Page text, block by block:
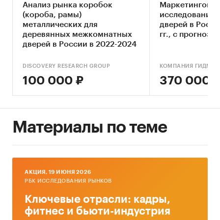
Показатель Значение
Необходимые инвестиции
Срок окупаемости
Выдержки из исследования
денежном выражении на территории
ведения деятельности
Анализ рынка коробок
(короба, рамы)
металлических для
деревянных межкомнатных
дверей в России в 2022-2024
DISCOVERY RESEARCH GROUP
100 000 ₽
Маркетинговое
исследование
дверей в
гг., с
КОМПАНИЯ
370 000
Материалы по теме
AКЦИЯ, 19 ИЮНЯ 2026
РБК ИССЛЕДОВАНИЯ РЫНКОВ
Ключевые отрасли: кадры,
фитнес и бьюти-индустрия